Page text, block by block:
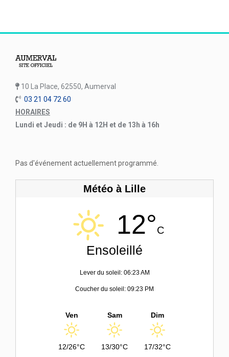
10 La Place, 62550, Aumerval
03 21 04 72 60
HORAIRES
Lundi et Jeudi : de 9H à 12H et de 13h à 16h
Pas d'événement actuellement programmé.
Météo à Lille
12°C
Ensoleillé
Lever du soleil: 06:23 AM
Coucher du soleil: 09:23 PM
Ven
12/26°C
Sam
13/30°C
Dim
17/32°C